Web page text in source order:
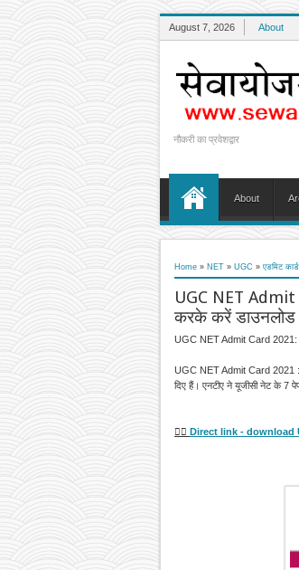
August 7, 2026 About
नौकरी का प्रवेशद्वार
About
Home » NET » UGC » एडमिट कार्ड
UGC NET Admit
करके करें डाउनलोड
UGC NET Admit Card 2021:
UGC NET Admit Card 2021 :
दिए हैं। एनटीए ने यूजीसी नेट के 7
👉🏻 Direct link - download